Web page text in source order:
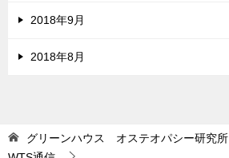
2018年9月
2018年8月
グリーンハウス オステオパシー研究所